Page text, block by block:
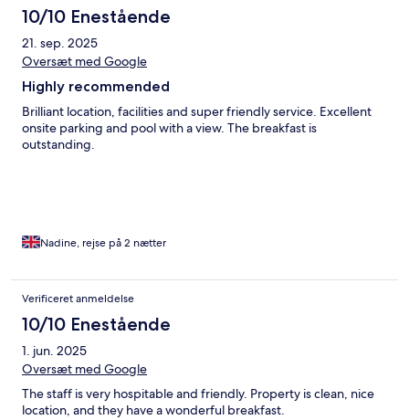
10/10 Enestående
21. sep. 2025
Oversæt med Google
Highly recommended
Brilliant location, facilities and super friendly service. Excellent
onsite parking and pool with a view. The breakfast is
outstanding.
Nadine, rejse på 2 nætter
Verificeret anmeldelse
10/10 Enestående
1. jun. 2025
Oversæt med Google
The staff is very hospitable and friendly. Property is clean, nice
location, and they have a wonderful breakfast.